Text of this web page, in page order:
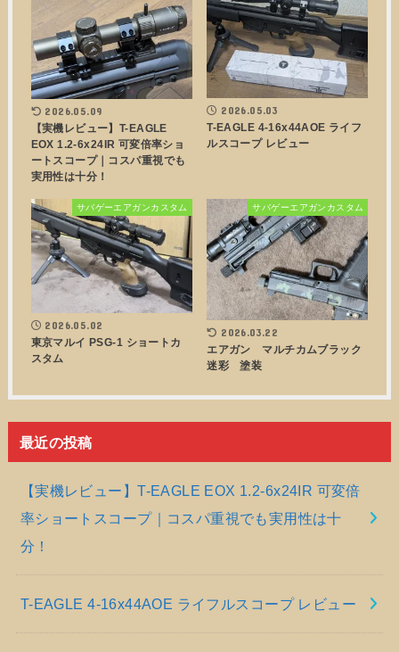
2026.05.09
【実機レビュー】T-EAGLE
EOX 1.2-6x24IR 可変倍率ショ
ートスコープ｜コスパ重視でも
実用性は十分！
2026.05.03
T-EAGLE 4-16x44AOE ライフ
ルスコープ レビュー
サバゲーエアガンカスタム
2026.05.02
東京マルイ PSG-1 ショートカ
スタム
サバゲーエアガンカスタム
2026.03.22
エアガン マルチカムブラック
迷彩 塗装
最近の投稿
【実機レビュー】T-EAGLE EOX 1.2-6x24IR 可変倍
率ショートスコープ｜コスパ重視でも実用性は十
分！
T-EAGLE 4-16x44AOE ライフルスコープ レビュー